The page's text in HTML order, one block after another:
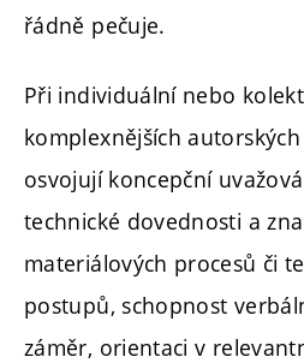
řádně pečuje.
Při individuální nebo
komplexnějších
osvojují koncepční
technické dovednosti a
materiálových procesů či
postupů, schopnost
záměr, orientaci v